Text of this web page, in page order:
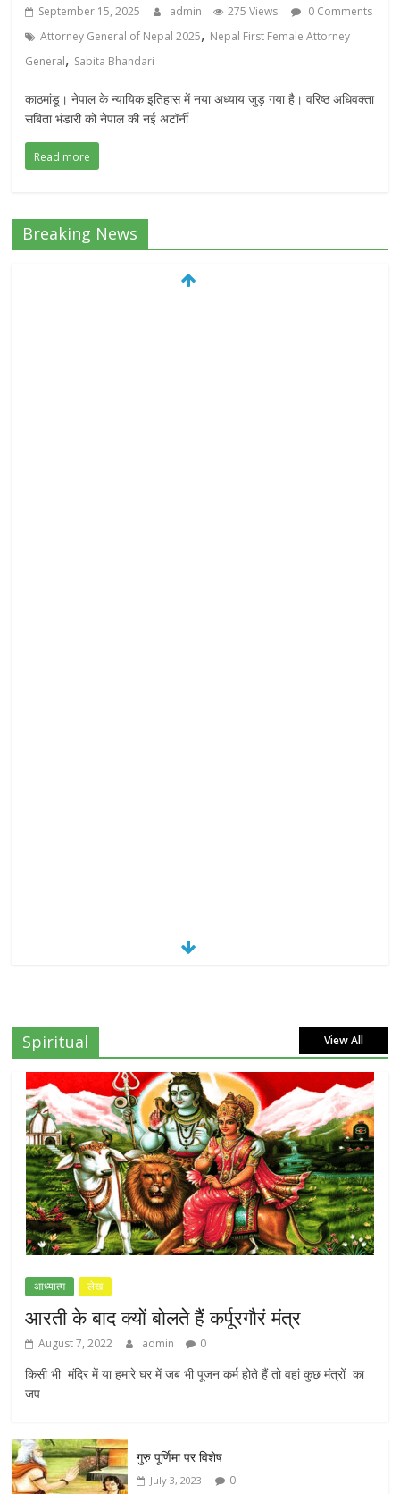
September 15, 2025 admin 275 Views
0 Comments
Attorney General of Nepal 2025, Nepal First Female Attorney
General, Sabita Bhandari
काठमांडू। नेपाल के न्यायिक इतिहास में नया अध्याय जुड़ गया है। वरिष्ठ अधिवक्ता
सबिता भंडारी को नेपाल की नई अटॉर्नी
Read more
Breaking News
Spiritual View All
आध्यात्म लेख
आरती के बाद क्यों बोलते हैं कर्पूरगौरं मंत्र
August 7, 2022 admin 0
किसी भी मंदिर में या हमारे घर में जब भी पूजन कर्म होते हैं तो वहां कुछ मंत्रों का
जप
गुरु पूर्णिमा पर विशेष
July 3, 2023 0